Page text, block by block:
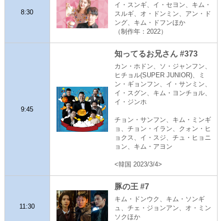
8:30
イ・スンギ、イ・セヨン、キム・
スルギ、オ・ドンミン、アン・ド
ング、キム・ドフンほか
（制作年：2022）
9:45
知ってるお兄さん #373
カン・ホドン、ソ・ジャンフン、
ヒチョル(SUPER JUNIOR)、ミ
ン・ギョンフン、イ・サンミン、
イ・スグン、キム・ヨンチョル、
イ・ジンホ
チョン・サンフン、キム・ミンギ
ョ、チョン・イラン、クォン・ヒ
ョクス、イ・スジ、チュ・ヒョニ
ョン、キム・アヨン
<韓国 2023/3/4>
11:30
豚の王 #7
キム・ドンウク、キム・ソンギ
ュ、チェ・ジョンアン、オ・ミン
ソクほか